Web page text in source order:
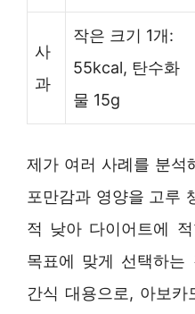
사
과
작은 크기 1개:
55kcal, 탄수화
물 15g
제가 여러 사례를 분석
포만감과 영양을 고루
적 낮아 다이어트에
목표에 맞게 선택하는
간식 대용으로, 아보